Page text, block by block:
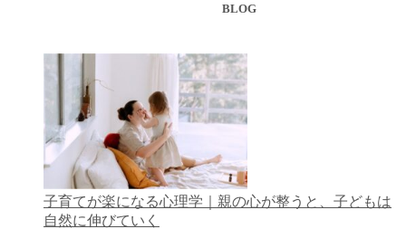
BLOG
子育てが楽になる心理学｜親の心が整うと、子どもは
自然に伸びていく